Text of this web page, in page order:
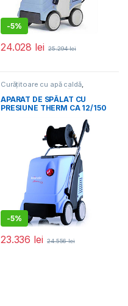
-5%
24.028 lei 25.294lei
Curățitoare cu apă caldă,
Echipamente de curățat
APARAT DE SPĂLAT CU
PRESIUNE THERM CA 12/150
-5%
23.336 lei 24.556lei